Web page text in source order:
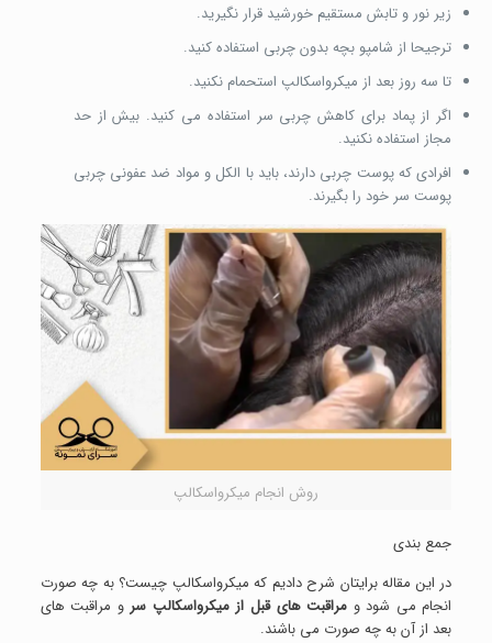
زیر نور و تابش مستقیم خورشید قرار نگیرید.
ترجیحا از شامپو بچه بدون چربی استفاده کنید.
تا سه روز بعد از میکرواسکالپ استحمام نکنید.
اگر از پماد برای کاهش چربی سر استفاده می کنید. بیش از حد
مجاز استفاده نکنید.
افرادی که پوست چربی دارند، باید با الکل و مواد ضد عفونی چربی
پوست سر خود را بگیرند.
روش انجام میکرواسکالپ
جمع بندی
در این مقاله برایتان شرح دادیم که میکرواسکالپ چیست؟ به چه صورت
انجام می شود و مراقبت های قبل از میکرواسکالپ سرو مراقبت های
بعد از آن به چه صورت می باشند.